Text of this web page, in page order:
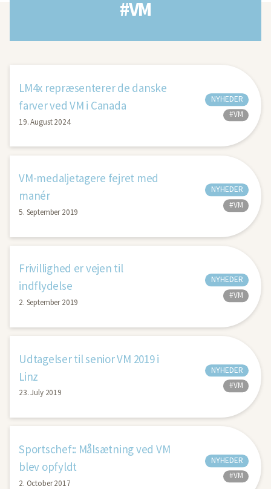
#VM
LM4x repræsenterer de danske
farver ved VM i Canada
19. August 2024
NYHEDER
#VM
VM-medaljetagere fejret med
manér
5. September 2019
NYHEDER
#VM
Frivillighed er vejen til
indflydelse
2. September 2019
NYHEDER
#VM
Udtagelser til senior VM 2019 i
Linz
23. July 2019
NYHEDER
#VM
Sportschef:: Målsætning ved VM
blev opfyldt
2. October 2017
NYHEDER
#VM